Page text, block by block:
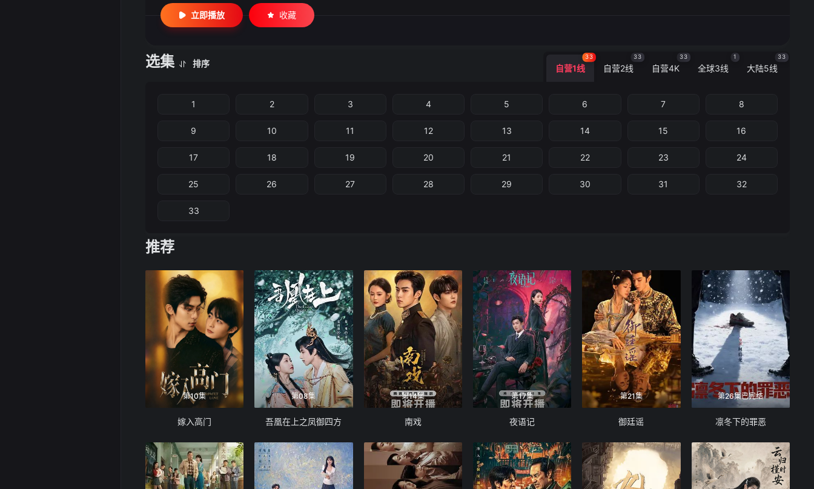
立即播放 收藏
选集 排序 自营1线
33
自营2线
33
自营4K
33
全球3线
1
大陆5线
33
1 2 3 4 5 6 7 8
9 10 11 12 13 14 15 16
17 18 19 20 21 22 23 24
25 26 27 28 29 30 31 32
33
推荐
第10集
嫁入高门
第08集
吾凰在上之凤御四方
第14集
南戏
第17集
夜语记
第21集
御廷谣
第26集已完结
凛冬下的罪恶